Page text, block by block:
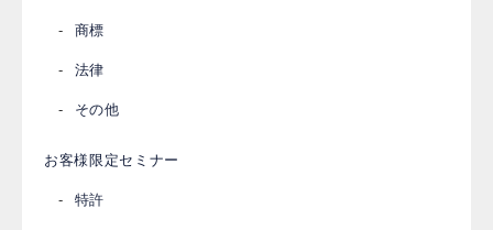
商標
法律
その他
お客様限定セミナー
特許